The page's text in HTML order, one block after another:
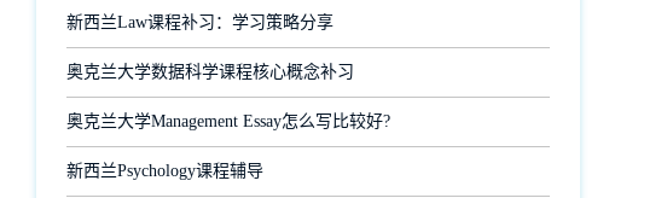
新西兰Law课程补习：学习策略分享
奥克兰大学数据科学课程核心概念补习
奥克兰大学Management Essay怎么写比较好?
新西兰Psychology课程辅导